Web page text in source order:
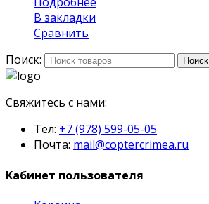
В закладки
Сравнить
Поиск:
Поиск
Свяжитесь с нами:
Тел: +7 (978) 599-05-05
Почта: mail@coptercrimea.ru
Кабинет пользователя